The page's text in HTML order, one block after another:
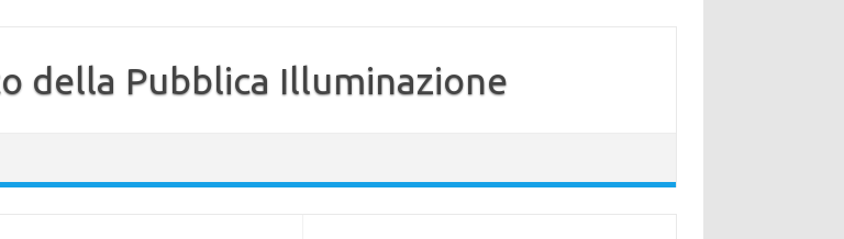
della Pubblica Illuminazione